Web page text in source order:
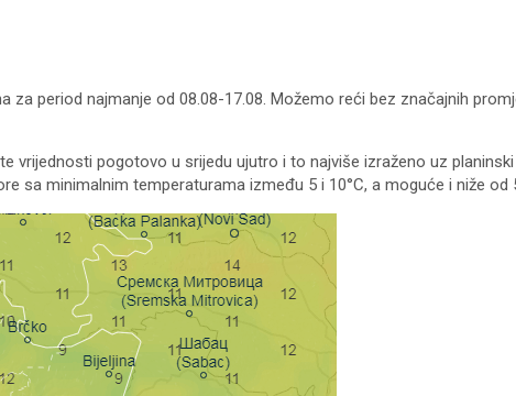
period najmanje od 08.08-17.08. Možemo reći bez značajnih
vrijednosti pogotovo u srijedu ujutro i to najviše izraženo uz
sa minimalnim temperaturama između 5 i 10°C, a moguće i niže od